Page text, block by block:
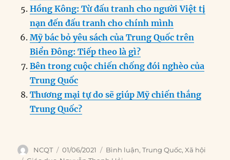
Hồng Kông: Từ đấu tranh cho người Việt tị
nạn đến đấu tranh cho chính mình
Mỹ bác bỏ yêu sách của Trung Quốc trên
Biển Đông: Tiếp theo là gì?
Bên trong cuộc chiến chống đói nghèo của
Trung Quốc
Thương mại tự do sẽ giúp Mỹ chiến thắng
Trung Quốc?
Author
NCQT
Posted
01/06/2021 Categories
Bình luận,Trung Quốc,Xã hội